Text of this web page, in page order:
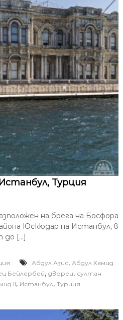
Турция
на брега на Босфора
Юскюдар на Истанбул, в
до […]
Абдул Азис, Абдул Хамид
Бейлербей, дворец, султан
II, Истанбул, Турция